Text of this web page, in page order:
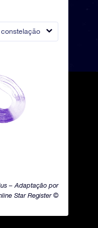
– Adaptação por
Star Register ©